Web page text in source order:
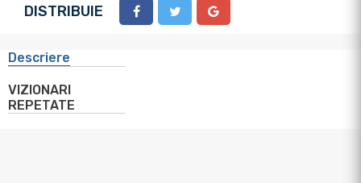
DISTRIBUIE
Descriere
VIZIONARI
REPETATE